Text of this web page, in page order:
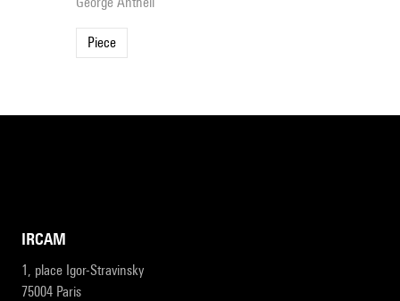
Piece
IRCAM
1, place Igor-Stravinsky
75004 Paris